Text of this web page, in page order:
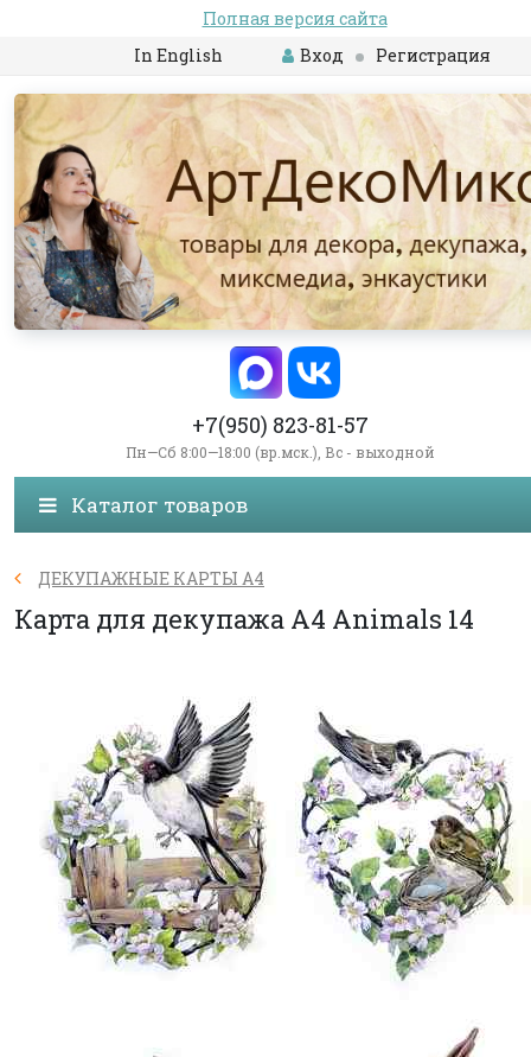
Полная версия сайта
In English
Вход Регистрация
+7(950) 823-81-57
Пн—Сб 8:00—18:00 (вр.мск.), Вс - выходной
Каталог товаров
ДЕКУПАЖНЫЕ КАРТЫ А4
Карта для декупажа А4 Animals 14